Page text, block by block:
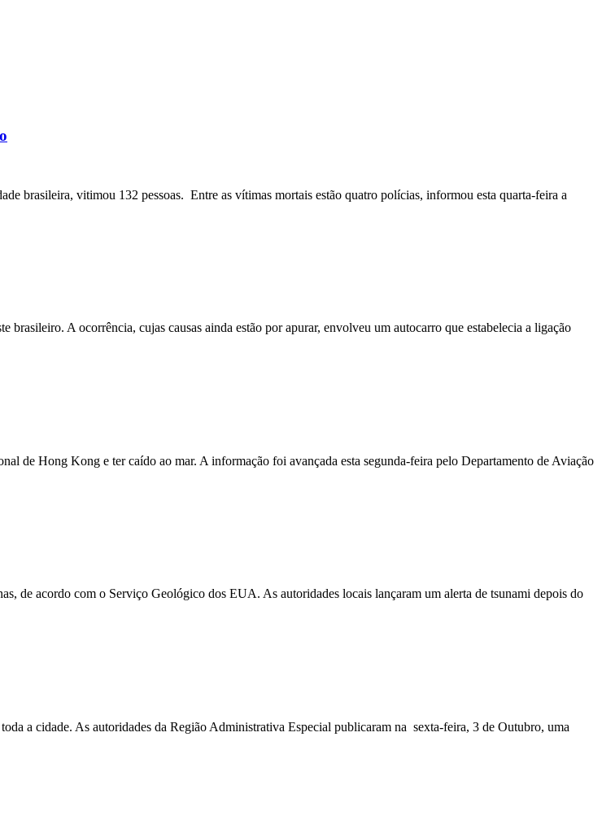
brasileira, vitimou 132 pessoas. Entre as vítimas mortais estão quatro polícias, informou esta quarta-feira a
brasileiro. A ocorrência, cujas causas ainda estão por apurar, envolveu um autocarro que estabelecia a ligação
de Hong Kong e ter caído ao mar. A informação foi avançada esta segunda-feira pelo Departamento de Aviação
de acordo com o Serviço Geológico dos EUA. As autoridades locais lançaram um alerta de tsunami depois do
a cidade. As autoridades da Região Administrativa Especial publicaram na sexta-feira, 3 de Outubro, uma